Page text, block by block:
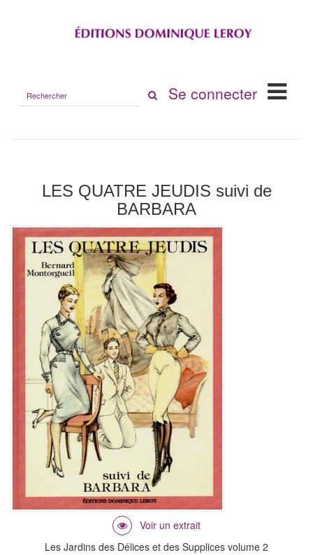
le
Se connecter
LES QUATRE JEUDIS suivi de
BARBARA
Les Jardins des Délices et des Supplices volume 2